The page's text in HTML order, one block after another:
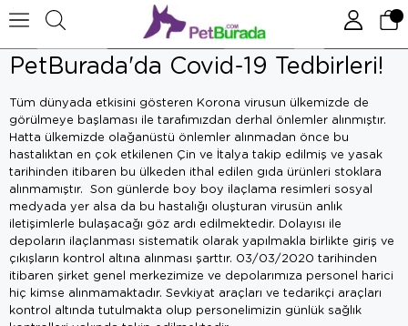
PetBurada'da Covid-19 Tedbirleri!
Tüm dünyada etkisini gösteren Korona virusun ülkemizde de
görülmeye başlaması ile tarafımızdan derhal önlemler alınmıştır.
Hatta ülkemizde olağanüstü önlemler alınmadan önce bu
hastalıktan en çok etkilenen Çin ve İtalya takip edilmiş ve yasak
tarihinden itibaren bu ülkeden ithal edilen gıda ürünleri stoklara
alınmamıştır. Son günlerde boy boy ilaçlama resimleri sosyal
medyada yer alsa da bu hastalığı oluşturan virusün anlık
iletişimlerle bulaşacağı göz ardı edilmektedir. Dolayısı ile
depoların ilaçlanması sistematik olarak yapılmakla birlikte giriş ve
çıkışların kontrol altına alınması şarttır. 03/03/2020 tarihinden
itibaren şirket genel merkezimize ve depolarımıza personel harici
hiç kimse alınmamaktadır. Sevkiyat araçları ve tedarikçi araçları
kontrol altında tutulmakta olup personelimizin günlük sağlık